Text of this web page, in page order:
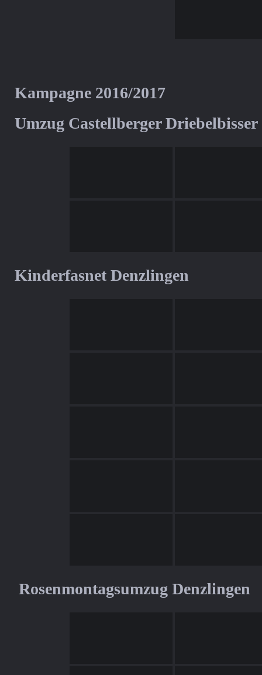
Kampagne 2016/2017
Umzug Castellberger
Kinderfasnet Denzlingen
Rosenmontagsumzug Denzlingen